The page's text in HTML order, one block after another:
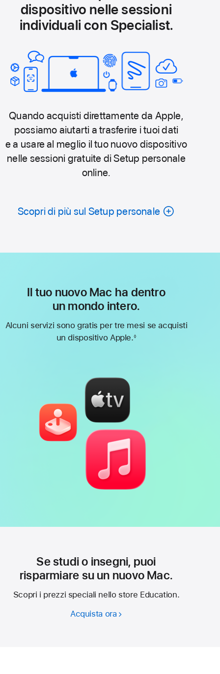
dispositivo nelle sessioni
individuali con Specialist.
Quando acquisti direttamente da Apple,
possiamo aiutarti a trasferire i tuoi dati
e a usare al meglio il tuo nuovo dispositivo
nelle sessioni gratuite di Setup personale
online.
Scopri di più sul Setup personale
Il tuo nuovo Mac ha dentro
un mondo intero.
Alcuni servizi sono gratis per tre mesi se acquisti
un dispositivo Apple.◊
Se studi o insegni, puoi
risparmiare su un nuovo Mac.
Scopri i prezzi speciali nello store Education.
Acquista ora Se